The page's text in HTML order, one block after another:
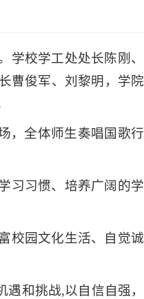
学校学工处处长陈刚、
曹俊军、刘黎明，学院
，全体师生奏唱国歌行
习习惯、培养广阔的学
校园文化生活、自觉诚
和挑战,以自信自强，